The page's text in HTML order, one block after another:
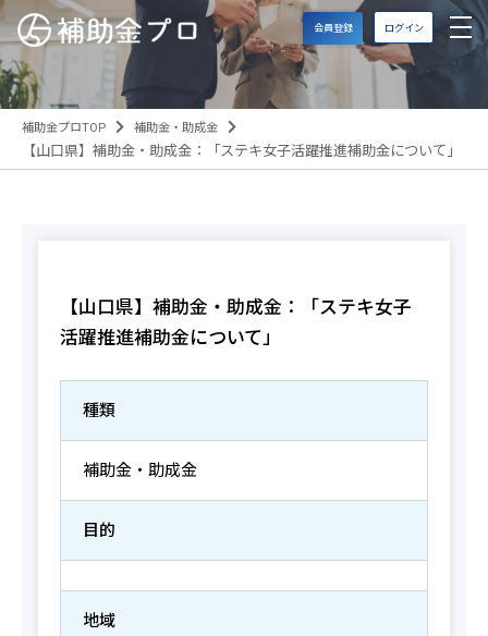
会員登録 ログイン
補助金プロTOP 補助金・助成金
【山口県】補助金・助成金：「ステキ女子活躍推進補助金について」
【山口県】補助金・助成金：「ステキ女子
活躍推進補助金について」
種類
補助金・助成金
目的
地域